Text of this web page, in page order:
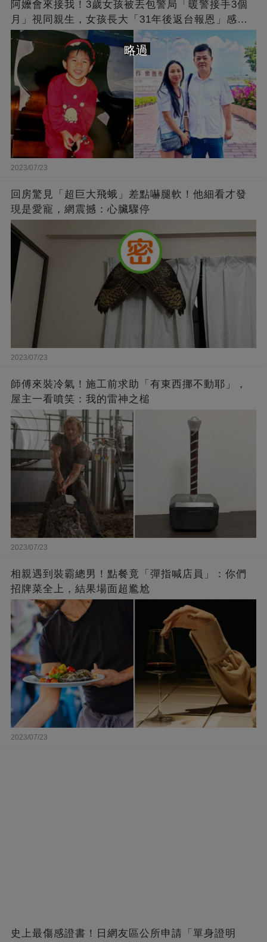
阿嬤會來接我！3歲女孩被丟包警局「暖警接手3個
月」視同親生，女孩長大「31年後返台報恩」感動
全網
2023/07/23
回房驚見「超巨大飛蛾」差點嚇腿軟！他細看才發
現是愛寵，網震撼：心臟驟停
2023/07/23
師傅來裝冷氣！施工前求助「有東西挪不動耶」，
屋主一看噴笑：我的雷神之槌
2023/07/23
相親遇到裝霸總男！點餐竟「彈指喊店員」：你們
招牌菜全上，結果場面超尷尬
2023/07/23
史上最傷感證書！日網友區公所申請「單身證明
略過